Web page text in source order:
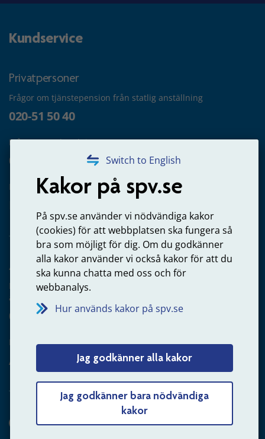
Switch to English
Kakor på spv.se
På spv.se använder vi nödvändiga kakor
(cookies) för att webbplatsen ska fungera så
bra som möjligt för dig. Om du godkänner
alla kakor använder vi också kakor för att du
ska kunna chatta med oss och för
webbanalys.
Hur används kakor på spv.se
Jag godkänner alla kakor
Jag godkänner bara nödvändiga
kakor
Kundservice
Privatpersoner
Frågor om tjänstepension från statlig anställning
020-51 50 40
Frågor om utbetalning
020-65 00 65
Kontakta oss
Arbetsgivare
Frågor om administration av tjänstepension från statlig
anställning
060-18 75 03
Kontakta oss
Arbetsgivare – skicka mejl till oss
Hitta svaret på din fråga